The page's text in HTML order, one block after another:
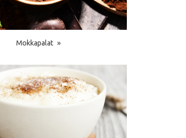
Mokkapalat